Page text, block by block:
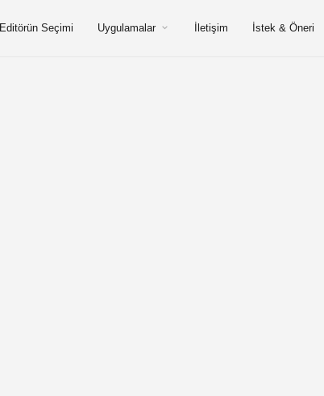
Editörün Seçimi Uygulamalar İletişim İstek & Öneri